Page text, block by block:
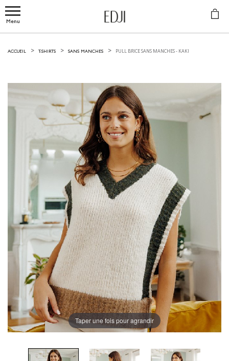
Menu
ACCUEIL T-SHIRTS SANS MANCHES PULL BRICE SANS MANCHES - KAKI
Taper une fois pour agrandir